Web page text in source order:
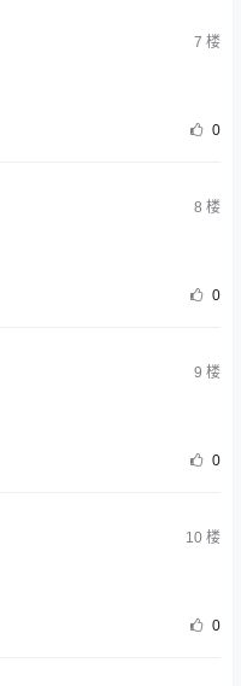
7 楼
0
8 楼
0
9 楼
0
10楼
0